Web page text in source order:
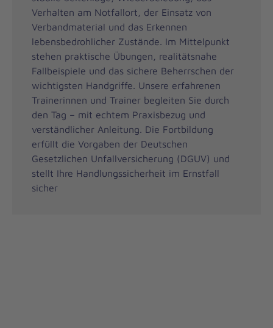
Verhalten am Notfallort, der Einsatz von
Verbandmaterial und das Erkennen
lebensbedrohlicher Zustände. Im Mittelpunkt
stehen praktische Übungen, realitätsnahe
Fallbeispiele und das sichere Beherrschen der
wichtigsten Handgriffe. Unsere erfahrenen
Trainerinnen und Trainer begleiten Sie durch
den Tag – mit echtem Praxisbezug und
verständlicher Anleitung. Die Fortbildung
erfüllt die Vorgaben der Deutschen
Gesetzlichen Unfallversicherung (DGUV) und
stellt Ihre Handlungssicherheit im Ernstfall
sicher